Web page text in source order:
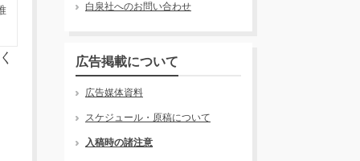
白泉社へのお問い合わせ
広告掲載について
広告媒体資料
スケジュール・原稿について
入稿時の諸注意